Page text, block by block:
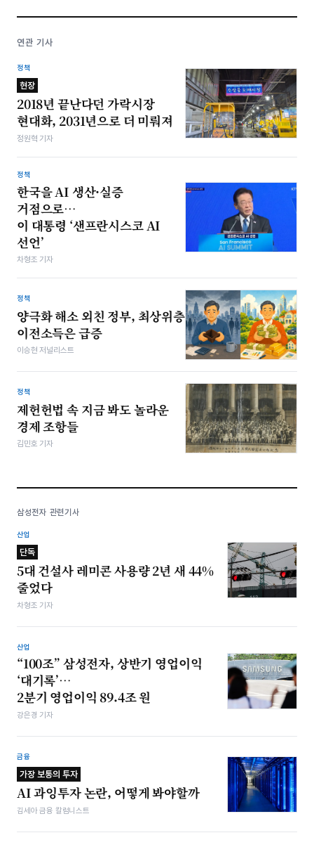
연관 기사
정책
현장
2018년 끝난다던 가락시장
현대화, 2031년으로 더 미뤄져
정원혁 기자
정책
한국을 AI 생산·실증
거점으로…
이 대통령 ‘샌프란시스코 AI
선언’
차형조 기자
정책
양극화 해소 외친 정부, 최상위층
이전소득은 급증
이승현 저널리스트
정책
제헌헌법 속 지금 봐도 놀라운
경제 조항들
김민호 기자
삼성전자 관련기사
산업
단독
5대 건설사 레미콘 사용량 2년 새 44%
줄었다
차형조 기자
산업
“100조” 삼성전자, 상반기 영업이익
‘대기록’…
2분기 영업이익 89.4조 원
강은경 기자
금융
가장 보통의 투자
AI 과잉투자 논란, 어떻게 봐야할까
김세아 금융 칼럼니스트